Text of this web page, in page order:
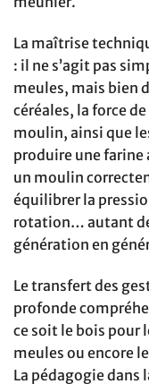
La maîtrise
: il ne s’agit pas
meules, mais bien
céréales, la force
moulin, ainsi que
produire une farine
un moulin
équilibrer la
rotation… autant
génération en
Le transfert des
profonde
ce soit le bois pour
meules ou encore
La pédagogie